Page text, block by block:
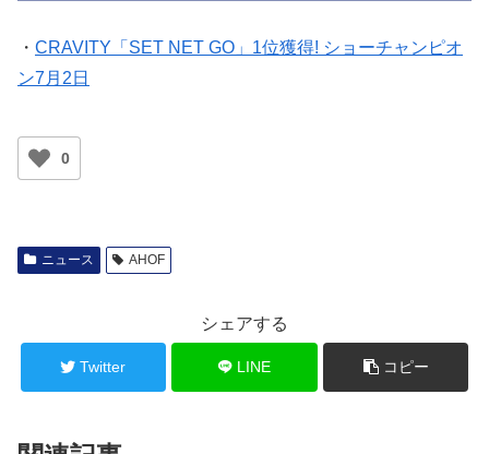
・ CRAVITY「SET NET GO」1位獲得! ショーチャンピオ
0
シェアする
Twitter LINE コピー